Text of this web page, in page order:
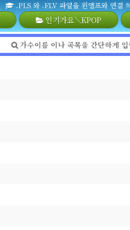
.PLS 와 .FLV 파일을 윈앰프와 연결
인기가요＼KPOP